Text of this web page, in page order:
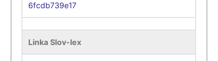
6fcdb739e17
Linka Slov-lex